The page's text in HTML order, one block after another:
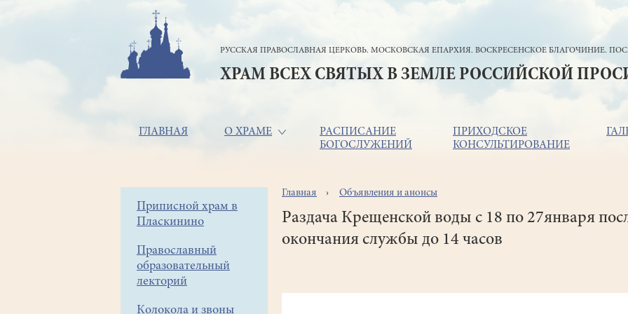
РУССКАЯ ПРАВОСЛАВНАЯ ЦЕРКОВЬ. МОСКОВСКАЯ ЕПАРХИЯ. ВОСКРЕСЕНСКОЕ БЛАГОЧИНИЕ.
ХРАМ ВСЕХ СВЯТЫХ В ЗЕМЛЕ РОССИЙСКОЙ
Основная
ГЛАВНАЯ О ХРАМЕ
РАСПИСАНИЕ
БОГОСЛУЖЕНИЙ
ПРИХОДСКОЕ
КОНСУЛЬТИРОВАНИЕ
Боковое
меню
Приписной храм в
Пласкинино
Православный
образовательный
лекторий
Колокола и звоны
Строка
навигации
Главная Объявления и анонсы
Раздача Крещенской воды с 18 по 27января
окончания службы до 14 часов